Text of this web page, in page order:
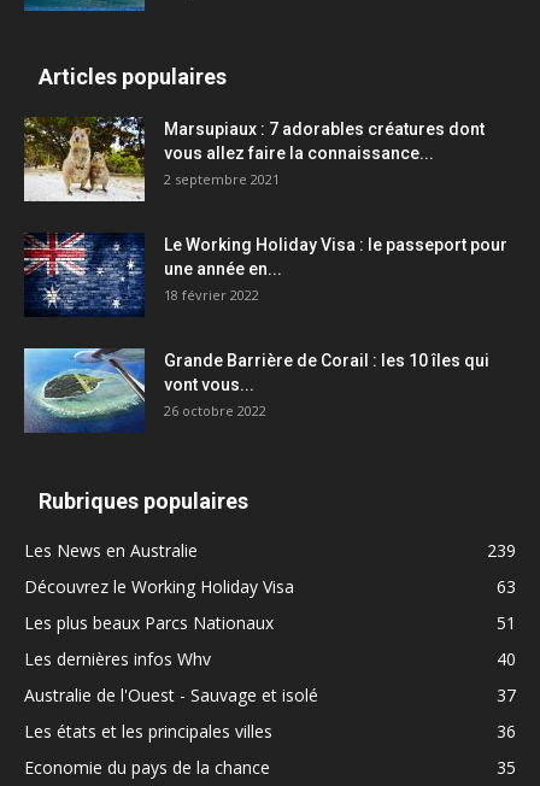
Articles populaires
Marsupiaux : 7 adorables créatures dont
vous allez faire la connaissance...
2 septembre 2021
Le Working Holiday Visa : le passeport pour
une année en...
18 février 2022
Grande Barrière de Corail : les 10 îles qui
vont vous...
26 octobre 2022
Rubriques populaires
Les News en Australie
239
Découvrez le Working Holiday Visa
63
Les plus beaux Parcs Nationaux
51
Les dernières infos Whv
40
Australie de l'Ouest - Sauvage et isolé
37
Les états et les principales villes
36
Economie du pays de la chance
35